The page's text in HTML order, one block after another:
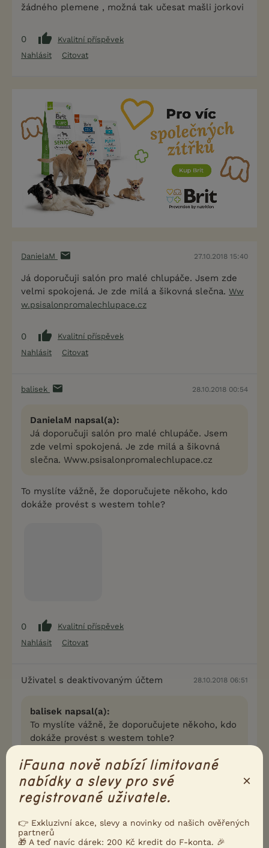
žádného plemene , možná tak učesat mašli jorkovi
0
Kvalitní příspěvek
Nahlásit
Citovat
DanielaM 27.10.2018 15:40
Já doporučuji salón pro malé chlupáče. Jsem zde
velmi spokojená. Je zde milá a šikovná slečna. Ww
w.psisalonpromalechlupace.cz
0
Kvalitní příspěvek
Nahlásit
Citovat
balisek 28.10.2018 00:54
DanielaM napsal(a):
Já doporučuji salón pro malé chlupáče. Jsem
zde velmi spokojená. Je zde milá a šikovná
slečna. Www.psisalonpromalechlupace.cz
To myslíte vážně, že doporučujete někoho, kdo
dokáže provést s westem tohle?
0
Kvalitní příspěvek
Nahlásit
Citovat
Uživatel s deaktivovaným účtem 28.10.2018 06:51
balisek napsal(a):
To myslíte vážně, že doporučujete někoho, kdo
dokáže provést s westem tohle?
..no ono už název salonu "pro malé chlupáče"
nevzbuzuje dojem profesionality, ale je to jen můj
prvotní pocit a na druhou stranu, otázkou je, zda
ses nebyl takto zpazgřiven na přání majitelky......
0 Kvalitní příspěvek
iFauna nově nabízí limitované
nabídky a slevy pro své
registrované uživatele.
×
👉 Exkluzivní akce, slevy a novinky od našich ověřených
partnerů
🎁 A teď navíc dárek: 200 Kč kredit do F-konta. 🎉